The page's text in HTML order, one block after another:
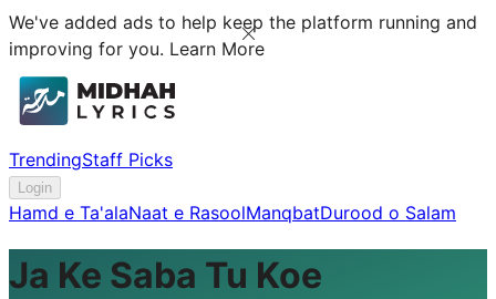
We've added ads to help keep the platform running and
improving for you. Learn More
TrendingStaff Picks
Login
Hamd e Ta'alaNaat e RasoolManqbatDurood o Salam
Ja Ke Saba Tu Koe